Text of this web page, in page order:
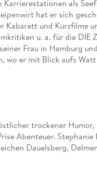
als
hat er sich
Kabarett und Kurzfilme
u. a. für die DIE
Frau in Hamburg
wo er mit Blick aufs
trockener
Abenteuer. Stephanie
Dauelsberg,